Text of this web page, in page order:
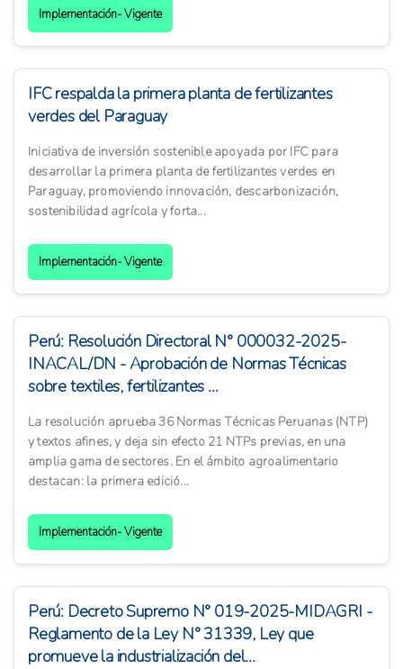
Implementación- Vigente
IFC respalda la primera planta de fertilizantes
verdes del Paraguay
Iniciativa de inversión sostenible apoyada por IFC para
desarrollar la primera planta de fertilizantes verdes en
Paraguay, promoviendo innovación, descarbonización,
sostenibilidad agrícola y forta...
Implementación- Vigente
Perú: Resolución Directoral N° 000032-2025-
INACAL/DN - Aprobación de Normas Técnicas
sobre textiles, fertilizantes ...
La resolución aprueba 36 Normas Técnicas Peruanas (NTP)
y textos afines, y deja sin efecto 21 NTPs previas, en una
amplia gama de sectores. En el ámbito agroalimentario
destacan: la primera edició...
Implementación- Vigente
Perú: Decreto Supremo N° 019-2025-MIDAGRI -
Reglamento de la Ley N° 31339, Ley que
promueve la industrialización del...